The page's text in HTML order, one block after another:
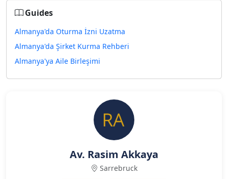
Guides
Almanya'da Oturma İzni Uzatma
Almanya'da Şirket Kurma Rehberi
Almanya'ya Aile Birleşimi
Av. Rasim Akkaya
Sarrebruck